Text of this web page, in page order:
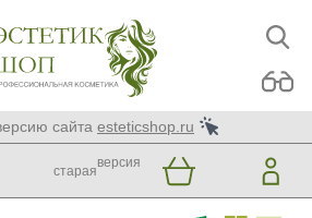
сайта esteticshop.ru
старая
версия